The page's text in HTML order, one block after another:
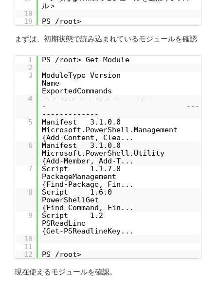
ル＞
18
19
PS /root>
まずは、初期状態で読み込まれているモジュールを確認
1
PS /root> Get-Module
2
3
ModuleType Version
Name
ExportedCommands
4
---------- ------- ---
- ---
-------------
5
Manifest 3.1.0.0
Microsoft.PowerShell.Management
{Add-Content, Clea...
6
Manifest 3.1.0.0
Microsoft.PowerShell.Utility
{Add-Member, Add-T...
7
Script 1.1.7.0
PackageManagement
{Find-Package, Fin...
8
Script 1.6.0
PowerShellGet
{Find-Command, Fin...
9
Script 1.2
PSReadLine
{Get-PSReadlineKey...
10
11
12
PS /root>
現在使えるモジュールを確認。